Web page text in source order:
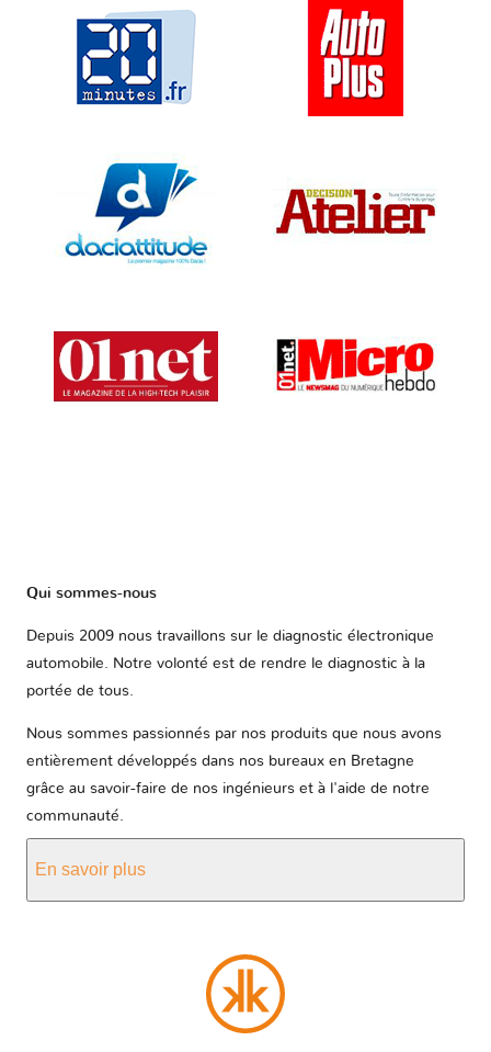
Qui sommes-nous
Depuis 2009 nous travaillons sur le diagnostic électronique
automobile. Notre volonté est de rendre le diagnostic à la
portée de tous.
Nous sommes passionnés par nos produits que nous avons
entièrement développés dans nos bureaux en Bretagne
grâce au savoir-faire de nos ingénieurs et à l'aide de notre
communauté.
En savoir plus